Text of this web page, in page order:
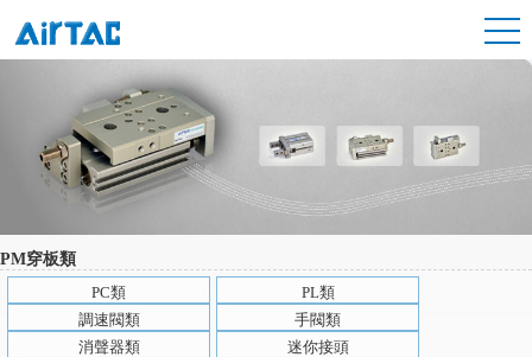
PM穿板類
PC類
PL類
調速閥類
手閥類
消聲器類
迷你接頭